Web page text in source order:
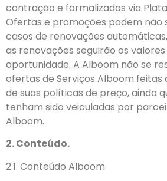
contração e formalizados via
Ofertas e promoções podem não
casos de renovações
as renovações seguirão os
oportunidade. A Alboom não se
ofertas de Serviços Alboom feitas
de suas políticas de preço, ainda
tenham sido veiculadas por
Alboom.
2. Conteúdo.
2.1. Conteúdo Alboom.